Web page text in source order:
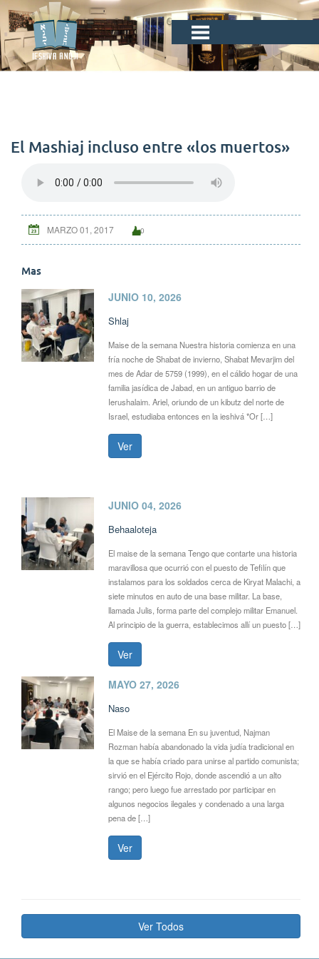
El Mashiaj incluso entre «los muertos»
MARZO 01, 2017 0
Mas
JUNIO 10, 2026
Shlaj
Maise de la semana Nuestra historia comienza en una
fría noche de Shabat de invierno, Shabat Mevarjim del
mes de Adar de 5759 (1999), en el cálido hogar de una
familia jasídica de Jabad, en un antiguo barrio de
Ierushalaim. Ariel, oriundo de un kibutz del norte de
Israel, estudiaba entonces en la ieshivá *Or […]
Ver
JUNIO 04, 2026
Behaaloteja
El maise de la semana Tengo que contarte una historia
maravillosa que ocurrió con el puesto de Tefilín que
instalamos para los soldados cerca de Kiryat Malachi, a
siete minutos en auto de una base militar. La base,
llamada Julis, forma parte del complejo militar Emanuel.
Al principio de la guerra, establecimos allí un puesto […]
Ver
MAYO 27, 2026
Naso
El Maise de la semana En su juventud, Najman
Rozman había abandonado la vida judía tradicional en
la que se había criado para unirse al partido comunista;
sirvió en el Ejército Rojo, donde ascendió a un alto
rango; pero luego fue arrestado por participar en
algunos negocios ilegales y condenado a una larga
pena de […]
Ver
Ver Todos